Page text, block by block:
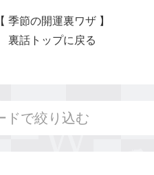
【 季節の開運裏ワザ 】
裏話トップに戻る